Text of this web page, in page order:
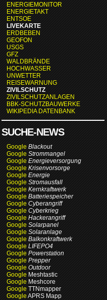
ENERGIEMONITOR
ENERGIETAKT
ENTSOE
LIVEKARTE
ERDBEBEN
GEOFON
USGS
GFZ
WALDBRÄNDE
HOCHWASSER
UNWETTER
REISEWARNUNG
ZIVILSCHUTZ
ZIVILSCHUTZANLAGEN
BBK-SCHUTZBAUWERKE
WIKIPEDIA DATENBANK
SUCHE-NEWS
Google Blackout
Google Strommangel
Google Energieversorgung
Google Krisenvorsorge
Google Energie
Google Stromausfall
Google Kernkraftwerk
Google Batteriespeicher
Google Cyberangriff
Google Cyberkrieg
Google Hackerangriff
Google Solarpanel
Google Solaranlage
Google Balkonkraftwerk
Google LIFEPO4
Google Powerstation
Google Prepper
Google Outdoor
Google Meshtastic
Google Meshcore
Google TTNmapper
Google APRS Mapp